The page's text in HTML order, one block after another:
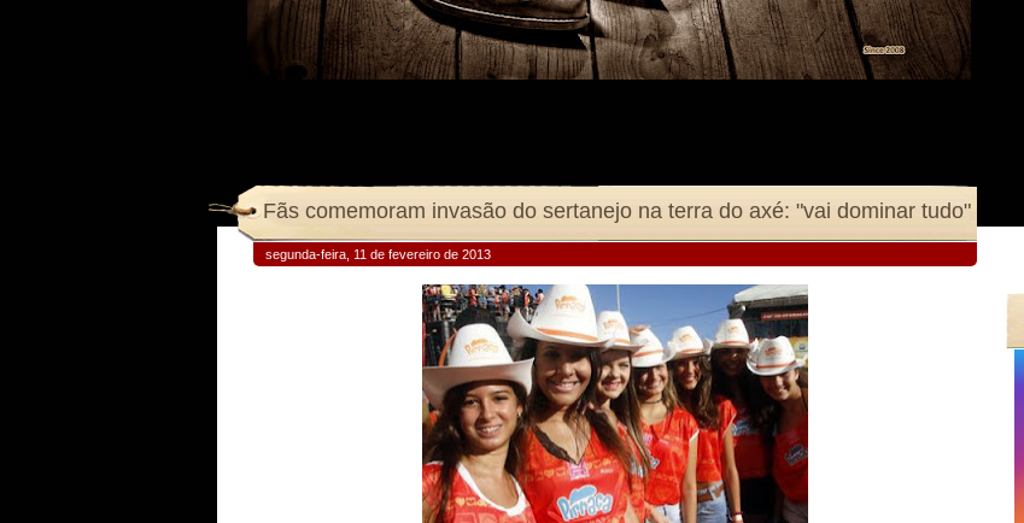
Fãs comemoram invasão do sertanejo na terra do axé: "vai dominar tudo"
segunda-feira, 11 de fevereiro de 2013